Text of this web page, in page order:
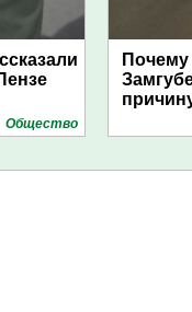
Общество